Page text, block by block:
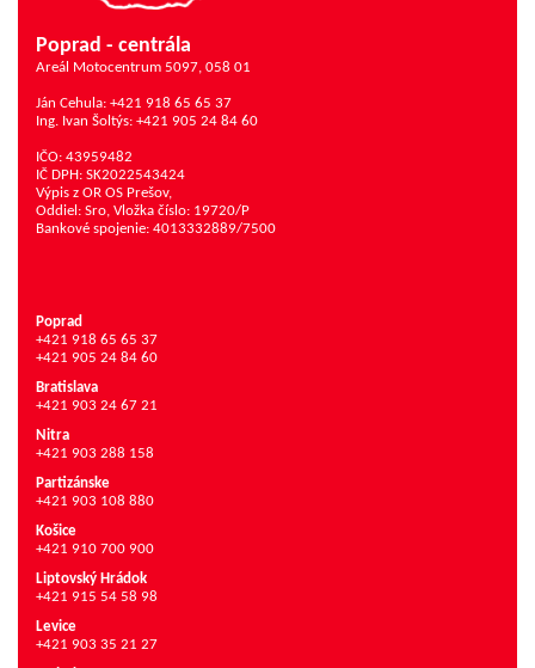
Poprad - centrála
Areál Motocentrum 5097, 058 01
Ján Cehula: +421 918 65 65 37
Ing. Ivan Šoltýs: +421 905 24 84 60
IČO: 43959482
IČ DPH: SK2022543424
Výpis z OR OS Prešov,
Oddiel: Sro, Vložka číslo: 19720/P
Bankové spojenie: 4013332889/7500
Poprad
+421 918 65 65 37
+421 905 24 84 60
Bratislava
+421 903 24 67 21
Nitra
+421 903 288 158
Partizánske
+421 903 108 880
Košice
+421 910 700 900
Liptovský Hrádok
+421 915 54 58 98
Levice
+421 903 35 21 27